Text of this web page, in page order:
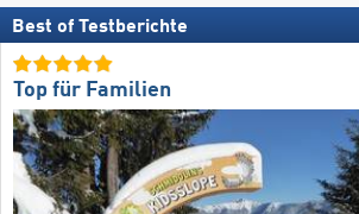
Best of Testberichte
Top für Familien